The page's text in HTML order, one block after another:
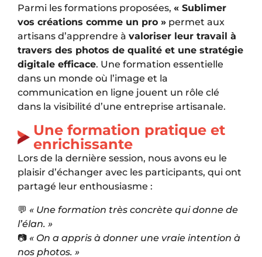
Parmi les formations proposées, « Sublimer
vos créations comme un pro » permet aux
artisans d’apprendre à valoriser leur travail à
travers des photos de qualité et une stratégie
digitale efficace. Une formation essentielle
dans un monde où l’image et la
communication en ligne jouent un rôle clé
dans la visibilité d’une entreprise artisanale.
Une formation pratique et
enrichissante
Lors de la dernière session, nous avons eu le
plaisir d’échanger avec les participants, qui ont
partagé leur enthousiasme :
💬 « Une formation très concrète qui donne de
l’élan. »
📷 « On a appris à donner une vraie intention à
nos photos. »